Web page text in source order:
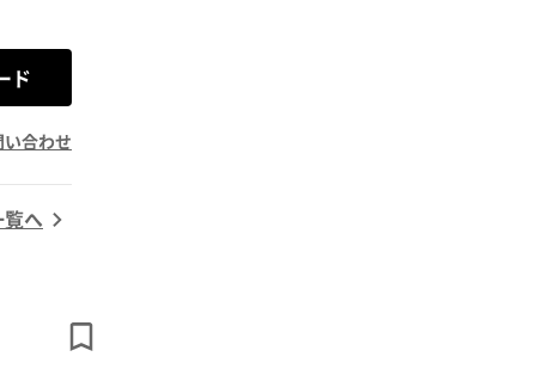
ド
合わせ
へ